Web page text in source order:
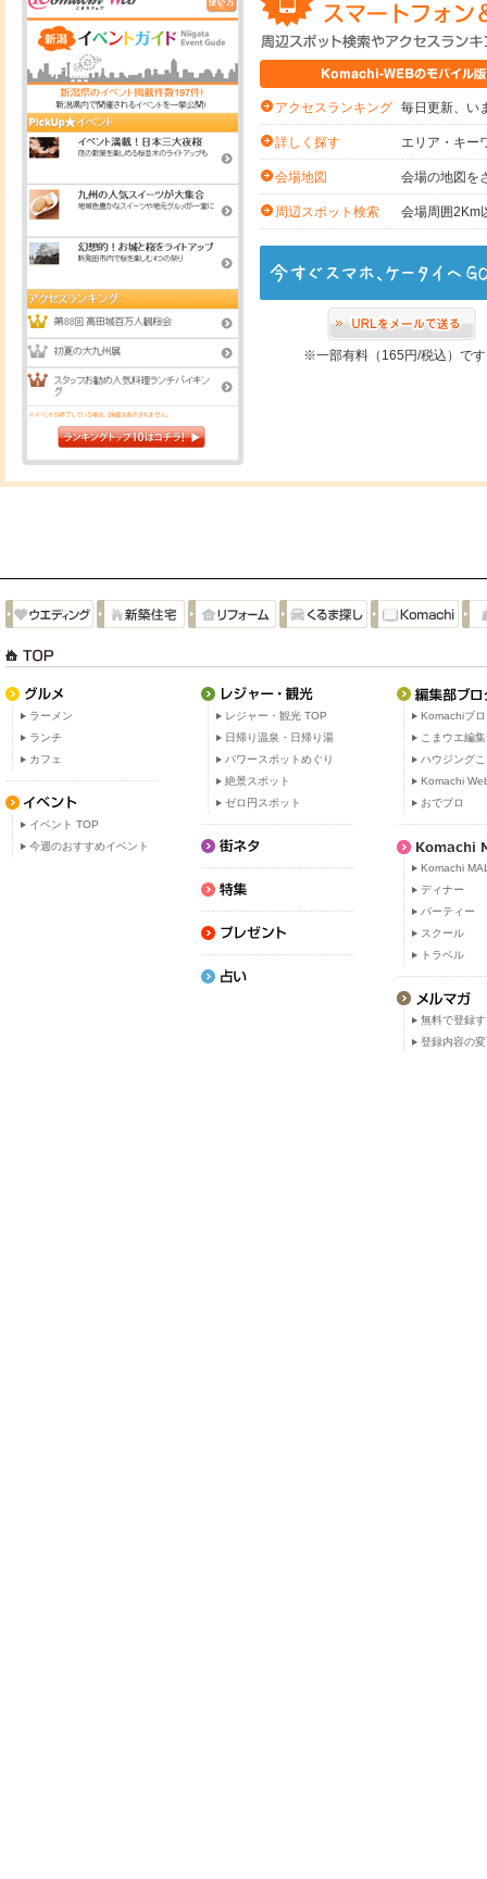
アクセスランキング 毎日更新、い
詳しく探す エリア・キー
会場地図 会場の地図を
周辺スポット検索 会場周囲2Km
※一部有料（165円/税込）で
ラーメン
ランチ
カフェ
イベント TOP
今週のおすすめイベント
レジャー・観光 TOP
日帰り温泉・日帰り湯
パワースポットめぐり
絶景スポット
ゼロ円スポット
Komachiブ
こまウエ編
ハウジング
Komachi
おでブロ
Komachi
ディナー
パーティー
スクール
トラベル
無料で登録
登録内容の